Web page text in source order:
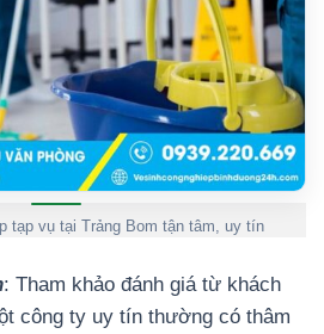
tạp vụ tại Trảng Bom tận tâm, uy tín
: Tham khảo đánh giá từ khách
công ty uy tín thường có thâm